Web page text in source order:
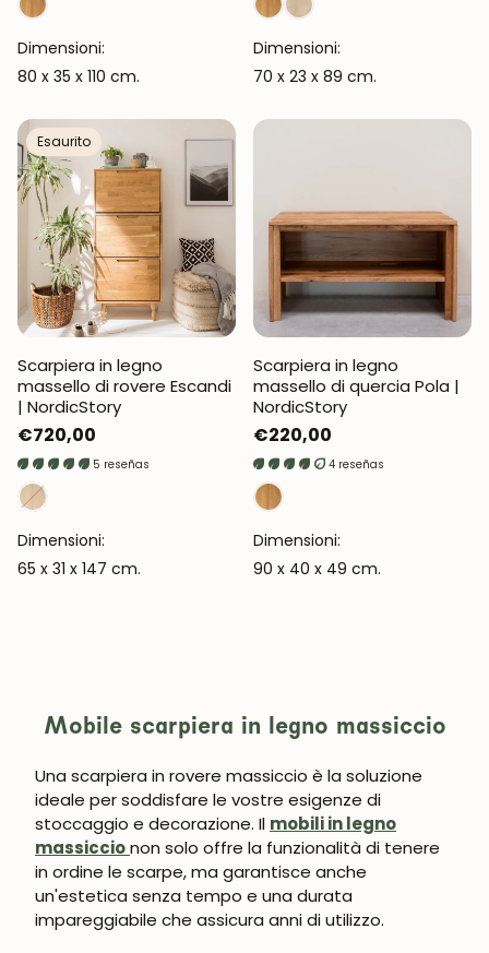
Dimensioni:
80 x 35 x 110 cm.
Dimensioni:
70 x 23 x 89 cm.
Esaurito
Scarpiera in legno
massello di rovere Escandi
| NordicStory
Prezzo
normale
€720,00
5 reseñas
Dimensioni:
65 x 31 x 147 cm.
Scarpiera in legno
massello di quercia Pola |
NordicStory
Prezzo
normale
€220,00
4 reseñas
Dimensioni:
90 x 40 x 49 cm.
Mobile scarpiera in legno massiccio
Una scarpiera in rovere massiccio è la soluzione
ideale per soddisfare le vostre esigenze di
stoccaggio e decorazione. Il mobili in legno
massiccionon solo offre la funzionalità di tenere
in ordine le scarpe, ma garantisce anche
un'estetica senza tempo e una durata
impareggiabile che assicura anni di utilizzo.